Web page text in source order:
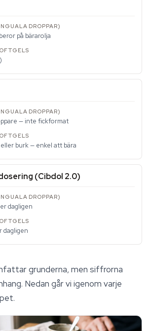
på bärarolja
— inte fickformat
burk — enkel att bära
(Cibdol 2.0)
dagligen
dagligen
grunderna, men siffrorna
Nedan går vi igenom varje